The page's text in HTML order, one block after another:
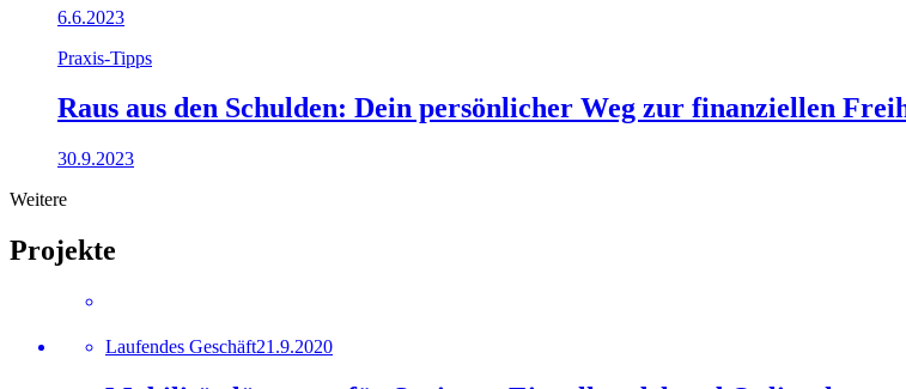
6.6.2023
Praxis-Tipps
Raus aus den Schulden: Dein persönlicher Weg zur finanziellen
30.9.2023
Weitere
Projekte
Laufendes Geschäft21.9.2020